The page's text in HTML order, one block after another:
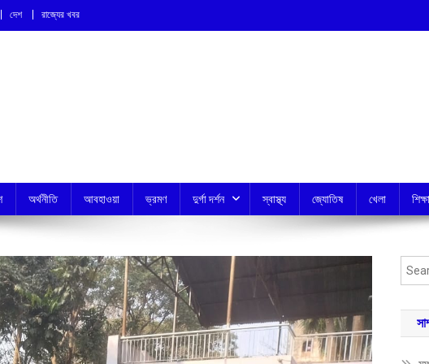
দেশ রাজ্যের খবর
অর্থনীতি আবহাওয়া ভ্রমণ দুর্গা দর্শন স্বাস্থ্য জ্যোতিষ খেলা শিক্ষা